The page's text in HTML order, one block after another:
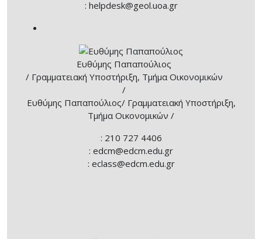
: helpdesk@geol.uoa.gr
Ευθύμης Παπαπούλιος
/ Γραμματειακή Υποστήριξη, Τμήμα Οικονομικών
/
Ευθύμης Παπαπούλιος/ Γραμματειακή Υποστήριξη,
Τμήμα Οικονομικών /
: 210 727 4406
: edcm@edcm.edu.gr
: eclass@edcm.edu.gr